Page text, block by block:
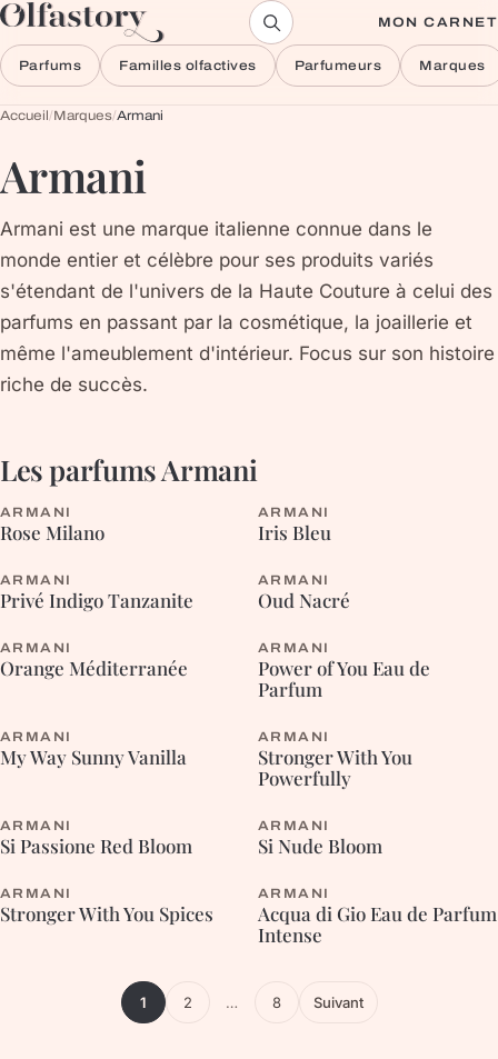
Aller au contenu MON CARNET
Parfums Familles olfactives Parfumeurs Marques
Accueil/Marques/Armani
Armani
Armani est une marque italienne connue dans le
monde entier et célèbre pour ses produits variés
s'étendant de l'univers de la Haute Couture à celui des
parfums en passant par la cosmétique, la joaillerie et
même l'ameublement d'intérieur. Focus sur son histoire
riche de succès.
Les parfumsArmani
CHYPRÉE
ARMANI
Rose Milano BOISÉE
ARMANI
Iris Bleu
ARMANI
Privé Indigo Tanzanite BOISÉE
ARMANI
Oud Nacré
HESPÉRIDÉE
ARMANI
Orange Méditerranée
ARMANI
Power of You Eau de
Parfum
FLEURIE
ARMANI
My Way Sunny Vanilla
ARMANI
Stronger With You
Powerfully
FLEURIE
ARMANI
Si Passione Red Bloom FLEURIE
ARMANI
Si Nude Bloom
ORIENTALE
ARMANI
Stronger With You Spices BOISÉE
ARMANI
Acqua di Gio Eau de Parfum
Intense
1 2 … 8 Suivant